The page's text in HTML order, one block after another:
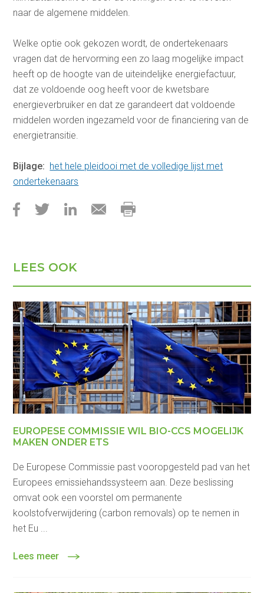
naar de algemene middelen.
Welke optie ook gekozen wordt, de ondertekenaars
vragen dat de hervorming een zo laag mogelijke impact
heeft op de hoogte van de uiteindelijke energiefactuur,
dat ze voldoende oog heeft voor de kwetsbare
energieverbruiker en dat ze garandeert dat voldoende
middelen worden ingezameld voor de financiering van de
energietransitie.
Bijlage: het hele pleidooi met de volledige lijst met
ondertekenaars
LEES OOK
EUROPESE COMMISSIE WIL BIO-CCS MOGELIJK
MAKEN ONDER ETS
De Europese Commissie past vooropgesteld pad van het
Europees emissiehandssysteem aan. Deze beslissing
omvat ook een voorstel om permanente
koolstofverwijdering (carbon removals) op te nemen in
het Eu ...
Lees meer